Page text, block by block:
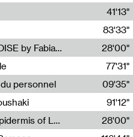
41'13"
83'33"
Radia Show #1113 : FOSSIL///NOISE by Fabiana Gibim / Wave Farm
28'00"
77'31"
du personnel
09'35"
91'12"
Radia Show #1112 : The Sonic Epidermis of Lake Léman by Paul Courlet / Guest Slot
28'00"